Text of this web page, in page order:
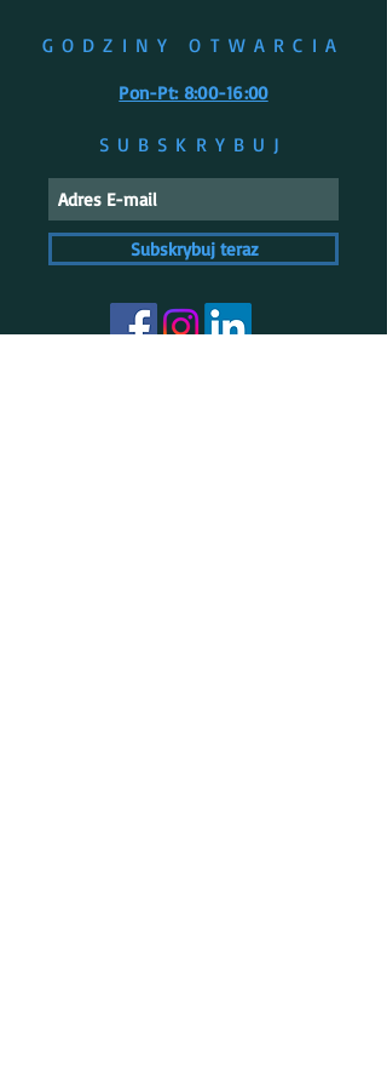
GODZINY OTWARCIA
Pon-Pt: 8:00-16:00
SUBSKRYBUJ
Subskrybuj teraz